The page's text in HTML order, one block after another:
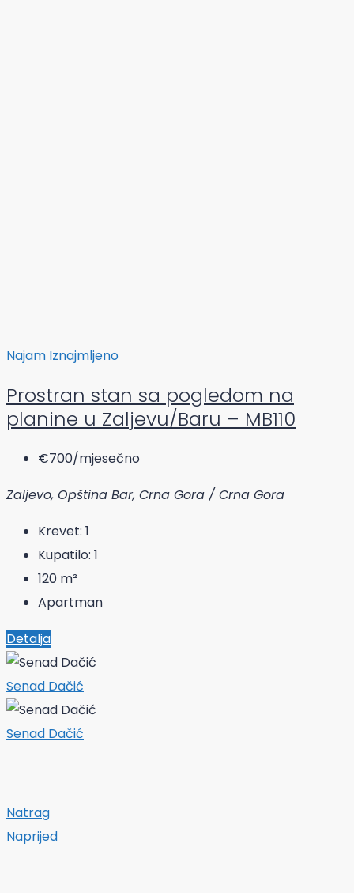
Najam Iznajmljeno
Prostran stan sa pogledom na
planine u Zaljevu/Baru – MB110
€700/mjesečno
Zaljevo, Opština Bar, Crna Gora / Crna Gora
Krevet: 1
Kupatilo: 1
120 m²
Apartman
Detalja
Senad Dačić
Senad Dačić
Natrag
Naprijed